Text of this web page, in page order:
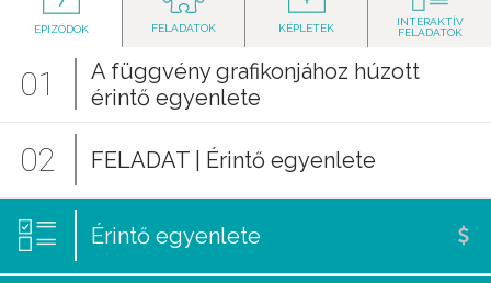
EPIZÓDOK FELADATOK KÉPLETEK
INTERAKTÍV
FELADATOK
01
A függvény grafikonjához húzott
érintő egyenlete
02 FELADAT | Érintő egyenlete
Érintő egyenlete